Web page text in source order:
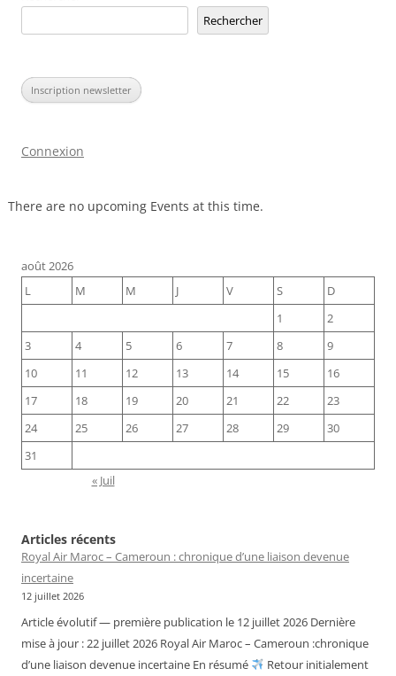
Rechercher
Inscription newsletter
Connexion
There are no upcoming Events at this time.
août 2026
L
M M J V S
D
1
2
3
4 5 6 7 8
9
10
11 12 13 14 15
16
17
18 19 20 21 22
23
24
25 26 27 28 29
30
31
« Juil
Articles récents
Royal Air Maroc – Cameroun : chronique d’une liaison devenue
incertaine
12 juillet 2026
Article évolutif — première publication le 12 juillet 2026 Dernière
mise à jour : 22 juillet 2026 Royal Air Maroc – Cameroun :chronique
d’une liaison devenue incertaine En résumé
Retour initialement